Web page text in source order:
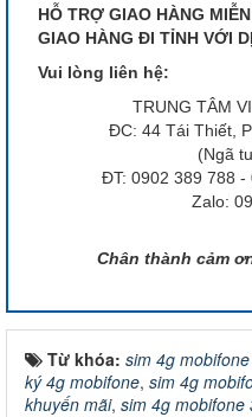
HỖ TRỢ GIAO HÀNG
GIAO HÀNG ĐI TỈNH VỚI
Vui lòng liên hệ:
TRUNG TÂM
ĐC: 44 Tái Thiết,
(Ngã
ĐT: 0902 389 788 -
Zalo:
Chân thành cảm
Từ khóa: sim 4g
ký 4g mobifone, sim 4g
khuyến mãi, sim 4g mobifone